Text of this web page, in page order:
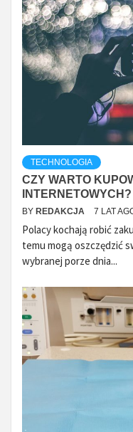
TECHNOLOGIA
CZY WARTO
INTERNETOWYCH?
BY REDAKCJA 7 LAT
Polacy kochają robić
temu mogą oszczędzić
wybranej porze dnia...